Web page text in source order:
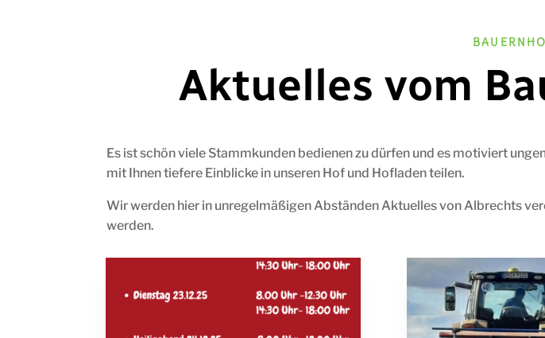
Aktuelles vom
Es ist schön viele Stammkunden bedienen zu dürfen und es motiviert
mit Ihnen tiefere Einblicke in unseren Hof und Hofladen teilen.
Wir werden hier in unregelmäßigen Abständen Aktuelles von Albrechts
werden.